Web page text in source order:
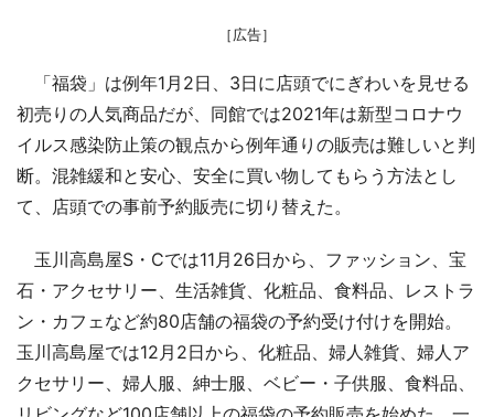
［広告］
「福袋」は例年1月2日、3日に店頭でにぎわいを見せる
初売りの人気商品だが、同館では2021年は新型コロナウ
イルス感染防止策の観点から例年通りの販売は難しいと判
断。混雑緩和と安心、安全に買い物してもらう方法とし
て、店頭での事前予約販売に切り替えた。
玉川高島屋S・Cでは11月26日から、ファッション、宝
石・アクセサリー、生活雑貨、化粧品、食料品、レストラ
ン・カフェなど約80店舗の福袋の予約受け付けを開始。
玉川高島屋では12月2日から、化粧品、婦人雑貨、婦人ア
クセサリー、婦人服、紳士服、ベビー・子供服、食料品、